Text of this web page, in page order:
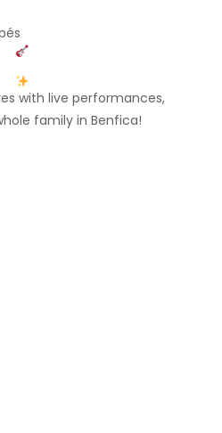
with live performances,
family in Benfica!